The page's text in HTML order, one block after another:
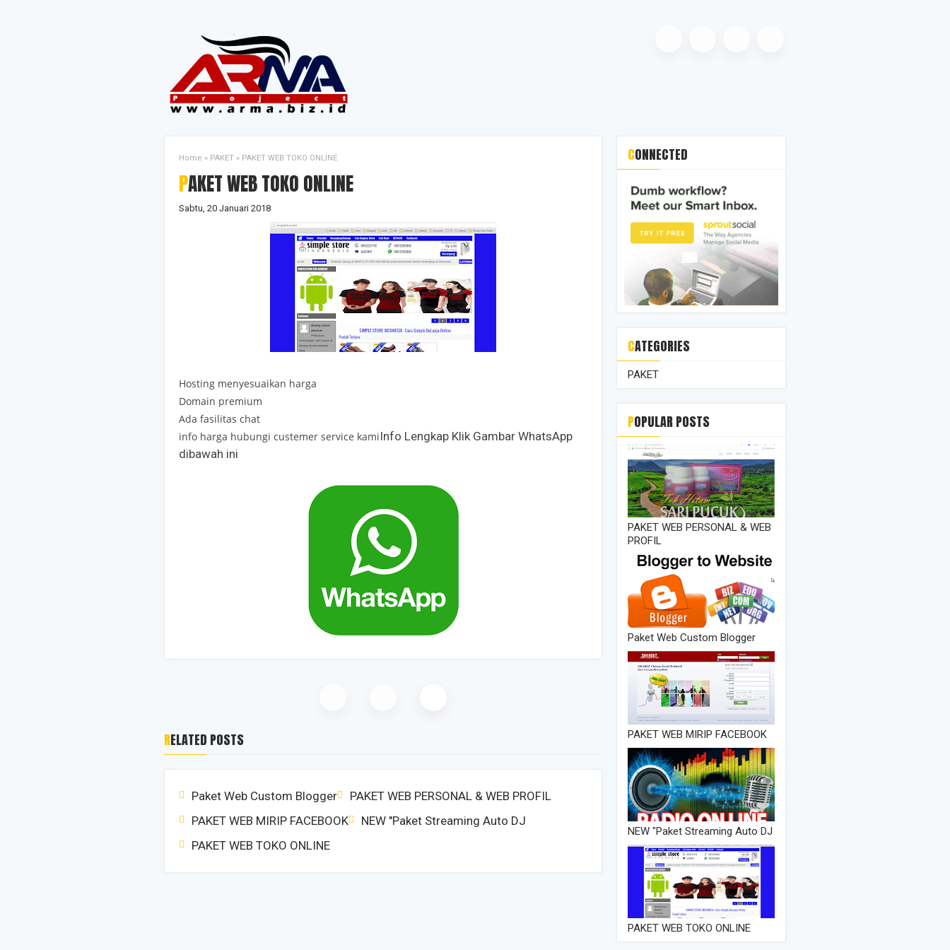
Home » PAKET » PAKET WEB TOKO ONLINE
PAKET WEB TOKO ONLINE
Sabtu, 20 Januari 2018
Hosting menyesuaikan harga
Domain premium
Ada fasilitas chat
info harga hubungi custemer service kamiInfo Lengkap Klik Gambar WhatsApp
dibawah ini
RELATED POSTS
Paket Web Custom Blogger
PAKET WEB PERSONAL & WEB PROFIL
PAKET WEB MIRIP FACEBOOK
NEW "Paket Streaming Auto DJ
PAKET WEB TOKO ONLINE
CONNECTED
CATEGORIES
PAKET
POPULAR POSTS
PAKET WEB PERSONAL & WEB
PROFIL
Paket Web Custom Blogger
PAKET WEB MIRIP FACEBOOK
NEW "Paket Streaming Auto DJ
PAKET WEB TOKO ONLINE